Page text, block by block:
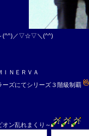
(^^)／▽☆▽＼(^^)
ＩＮＥＲＶＡ
ーズにてシリーズ３階級制覇
オン乱れまくり～